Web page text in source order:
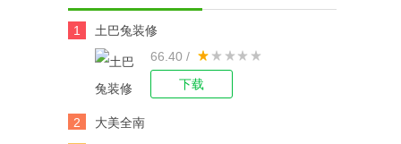
1
土巴兔装修
66.40 /
下载
2 大美全南